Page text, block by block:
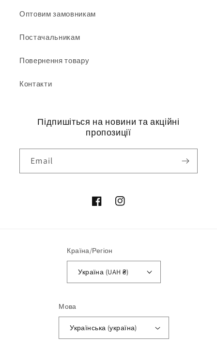
Оптовим замовникам
Постачальникам
Повернення товару
Контакти
Підпишіться на новини та акційні
пропозиції
Email
FacebookInstagram
Країна/Регіон
Україна (UAH ₴)
Мова
Українська (україна)